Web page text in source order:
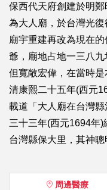
保西代天府創建於明
為大人廟，於台灣光
廟宇重建再改為現在
爺，廟地占地一三八九
但寬敞宏偉，在當時
清康熙二十五年(西元
載道「大人廟在台灣
三十三年(西元1694年
台灣縣保大里，其神聰
周邊醫療